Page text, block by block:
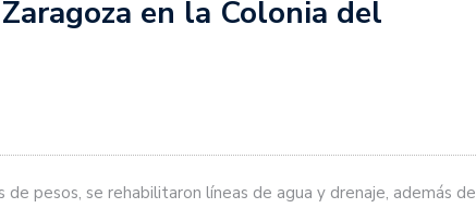
en la Colonia del
de pesos, se rehabilitaron líneas de agua y drenaje, además de